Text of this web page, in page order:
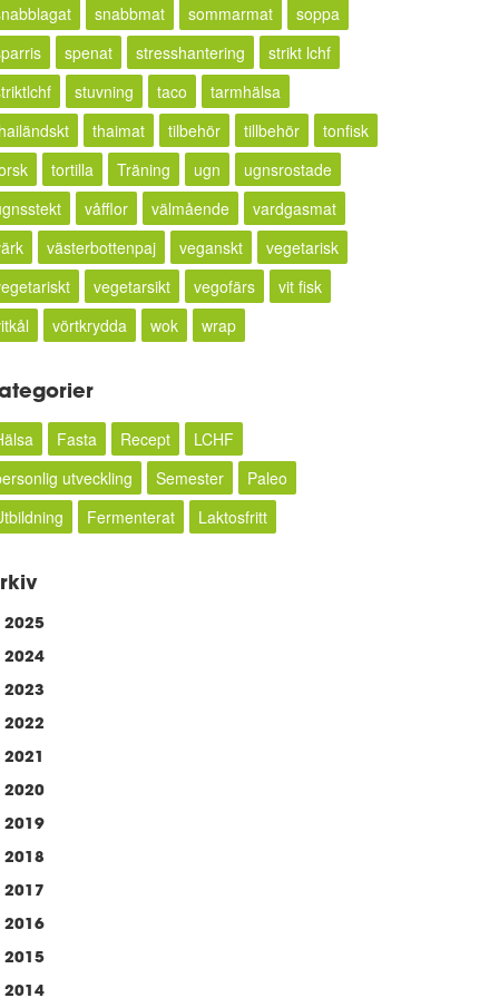
snabbmat sommarmat
soppa
spenat stresshantering
strikt lchf
stuvning taco
tarmhälsa
thaimat tilbehör tillbehör
tonfisk
tortilla Träning ugn
ugnsrostade
våfflor välmående
vardgasmat
västerbottenpaj veganskt
vegetarisk
vegetarsikt vegofärs
vit fisk
vörtkrydda wok wrap
Fasta Recept
LCHF
utveckling
Semester
Paleo
Fermenterat Laktosfritt
2025
2024
2023
2022
2021
2020
2019
2018
2017
2016
2015
2014